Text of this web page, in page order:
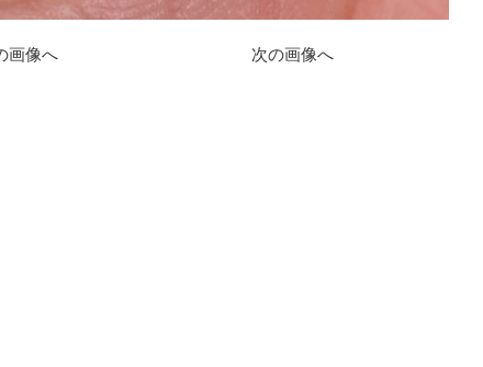
画像へ 次の画像へ